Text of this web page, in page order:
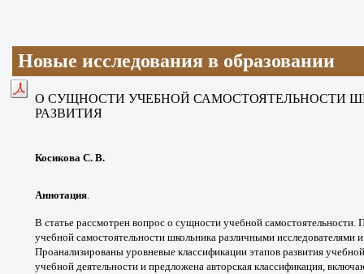
Новые исследования в образовании
О СУЩНОСТИ УЧЕБНОЙ САМОСТОЯТЕЛЬНОСТИ
РАЗВИТИЯ
Косикова С. В.
Аннотация.
В статье рассмотрен вопрос о сущности учебной самостоятельности.
учебной самостоятельности школьника различными исследователями
Проанализированы уровневые классификации этапов развития
учебной деятельности и предложена авторская классификация,